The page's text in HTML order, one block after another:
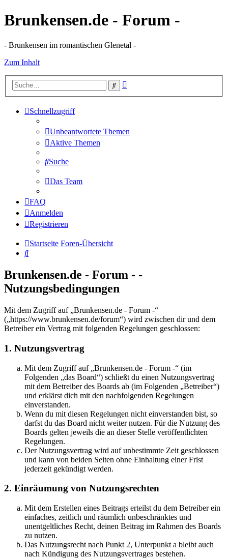
Brunkensen.de - Forum -
- Brunkensen im romantischen Glenetal -
Zum Inhalt
Suche
Schnellzugriff
Unbeantwortete Themen
Aktive Themen
Suche
Das Team
FAQ
Anmelden
Registrieren
Startseite Foren-Übersicht
Suche
Brunkensen.de - Forum - -
Nutzungsbedingungen
Mit dem Zugriff auf „Brunkensen.de - Forum -“
(„https://www.brunkensen.de/forum“) wird zwischen dir und dem
Betreiber ein Vertrag mit folgenden Regelungen geschlossen:
1. Nutzungsvertrag
Mit dem Zugriff auf „Brunkensen.de - Forum -“ (im
Folgenden „das Board“) schließt du einen Nutzungsvertrag
mit dem Betreiber des Boards ab (im Folgenden „Betreiber“)
und erklärst dich mit den nachfolgenden Regelungen
einverstanden.
Wenn du mit diesen Regelungen nicht einverstanden bist, so
darfst du das Board nicht weiter nutzen. Für die Nutzung des
Boards gelten jeweils die an dieser Stelle veröffentlichten
Regelungen.
Der Nutzungsvertrag wird auf unbestimmte Zeit geschlossen
und kann von beiden Seiten ohne Einhaltung einer Frist
jederzeit gekündigt werden.
2. Einräumung von Nutzungsrechten
Mit dem Erstellen eines Beitrags erteilst du dem Betreiber ein
einfaches, zeitlich und räumlich unbeschränktes und
unentgeltliches Recht, deinen Beitrag im Rahmen des Boards
zu nutzen.
Das Nutzungsrecht nach Punkt 2, Unterpunkt a bleibt auch
nach Kündigung des Nutzungsvertrages bestehen.